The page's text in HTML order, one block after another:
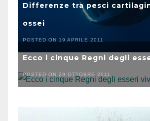
Differenze tra pesci
ossei
POSTED ON 19 APRILE 2011
Ecco i cinque Regni degli
POSTED ON 29 OTTOBRE 2011